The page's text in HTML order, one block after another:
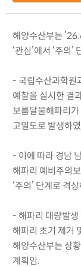
해양수산부는
‘관심’에서 ‘주의
- 국립수산과학원
예찰을 실시한 결
보름달물해파리
고밀도로 발생하
- 이에 따라 경남
해파리 예비주의
‘주의’ 단계로 격
- 해파리 대량발생
해파리 초기 제거
해양수산부는 상
계획임.